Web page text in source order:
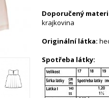
Doporučený
krajkovina
Originální látka:
Spotřeba látky: